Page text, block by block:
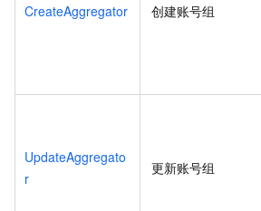
CreateAggregator 创建账号组
UpdateAggregato
r
更新账号组